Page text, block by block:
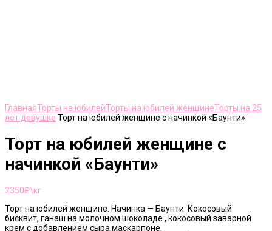
ГлавнаяТорты на юбилейТорты на юбилей женщинеТорты на 25
лет девушке Торт на юбилей женщине с начинкой «Баунти»
Торт на юбилей женщине с
начинкой «Баунти»
2350₽\кг
Торт на юбилей женщине. Начинка — Баунти. Кокосовый
бисквит, ганаш на молочном шоколаде , кокосовый заварной
крем с добавлением сыра маскарпоне.